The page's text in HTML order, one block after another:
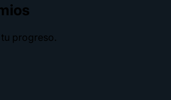
progreso.